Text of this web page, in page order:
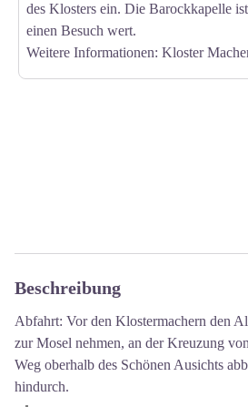
des Klosters ein. Die Barockkapelle ist
einen Besuch wert.
Weitere Informationen: Kloster
Beschreibung
Abfahrt: Vor den Klostermachern den
zur Mosel nehmen, an der Kreuzung
Weg oberhalb des Schönen Ausichts
hindurch.